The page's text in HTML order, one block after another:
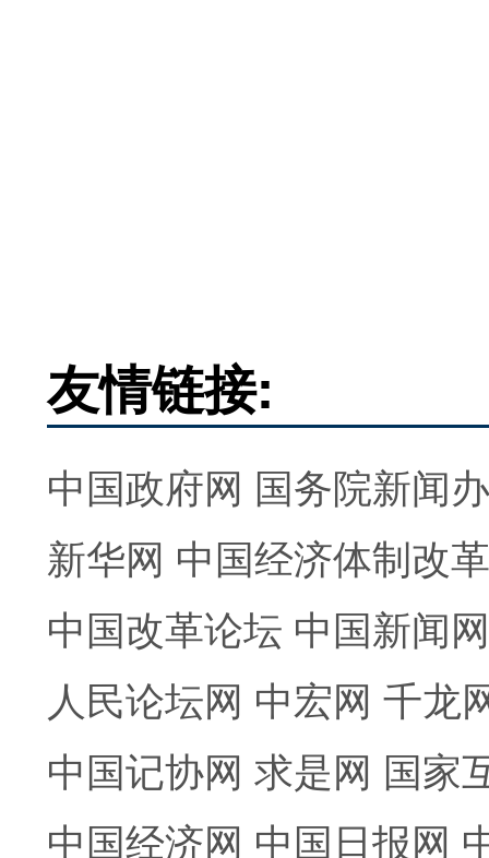
友情链接:
中国政府网 国务院新闻
新华网 中国经济体制改
中国改革论坛 中国新闻网
人民论坛网 中宏网 千龙
中国记协网 求是网 国家
中国经济网 中国日报网